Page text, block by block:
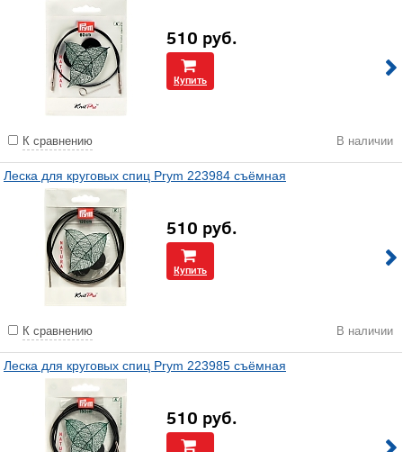
510 руб.
Купить
К сравнению В наличии
Леска для круговых спиц Prym 223984 съёмная
510 руб.
Купить
К сравнению В наличии
Леска для круговых спиц Prym 223985 съёмная
510 руб.